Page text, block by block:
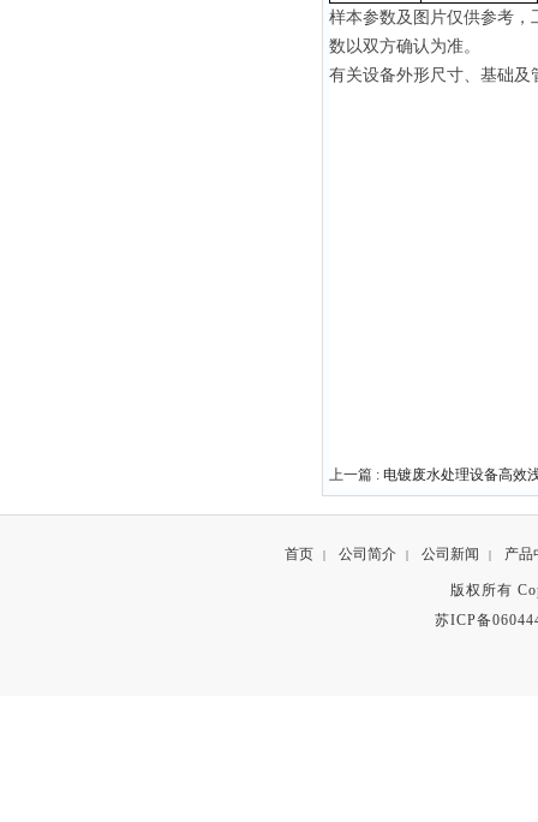
样本参数及图片仅供参考 ，
数以双方确认为准。
有关设备外形尺寸、基础
上一篇 : 电镀废水处理设备高效
首页 | 公司简介 | 公司新闻 | 产品
版权所有
苏ICP备